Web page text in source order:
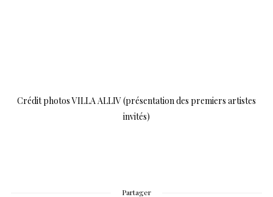
Crédit photos VILLA ALLIV (présentation des premiers artistes
invités)
Partager